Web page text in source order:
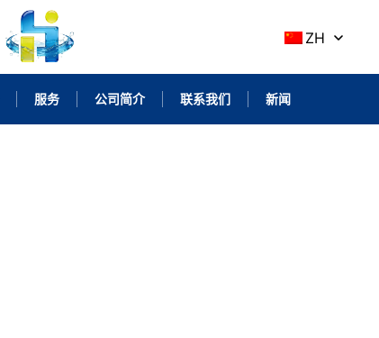
ZH
服务 公司简介 联系我们 新闻